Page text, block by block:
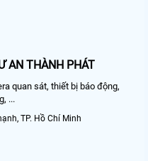
AN THÀNH PHÁT
quan sát, thiết bị báo động,
...
TP. Hồ Chí Minh